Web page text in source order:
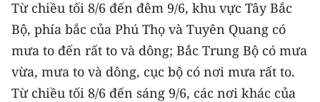
Infographic
TIN MỚI
TIN ĐỊA PHƯƠNG
Từ chiều tối 8/6 đến đêm 9/6, khu vực Tây Bắc
Bộ, phía bắc của Phú Thọ và Tuyên Quang có
mưa to đến rất to và dông; Bắc Trung Bộ có mưa
vừa, mưa to và dông, cục bộ có nơi mưa rất to.
Từ chiều tối 8/6 đến sáng 9/6, các nơi khác của